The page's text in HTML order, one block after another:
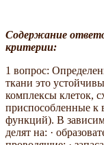
Содержание
критерии:
1 вопрос:
ткани это
комплексы клеток,
приспособленные к
функций). В
делят на: ·